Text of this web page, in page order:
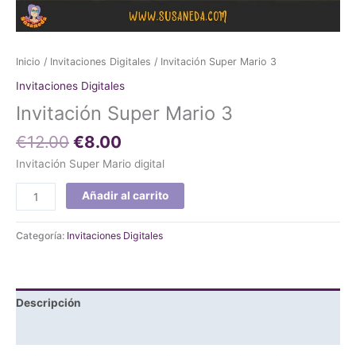
Inicio / Invitaciones Digitales / Invitación Super Mario 3
Invitaciones Digitales
Invitación Super Mario 3
€12.00 €8.00
Invitación Super Mario digital
Añadir al carrito
Categoría: Invitaciones Digitales
Descripción